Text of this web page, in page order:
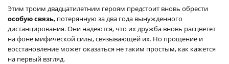
Этим троим двадцатилетним героям предстоит вновь обрести
особую связь, потерянную за два года вынужденного
дистанцирования. Они надеются, что их дружба вновь расцветет
на фоне мифической силы, связывающей их. Но прощение и
восстановление может оказаться не таким простым, как кажется
на первый взгляд.